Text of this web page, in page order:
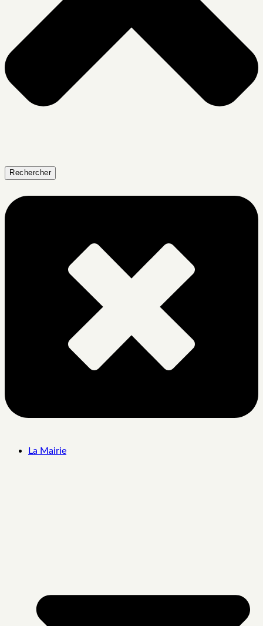
Rechercher
La Mairie